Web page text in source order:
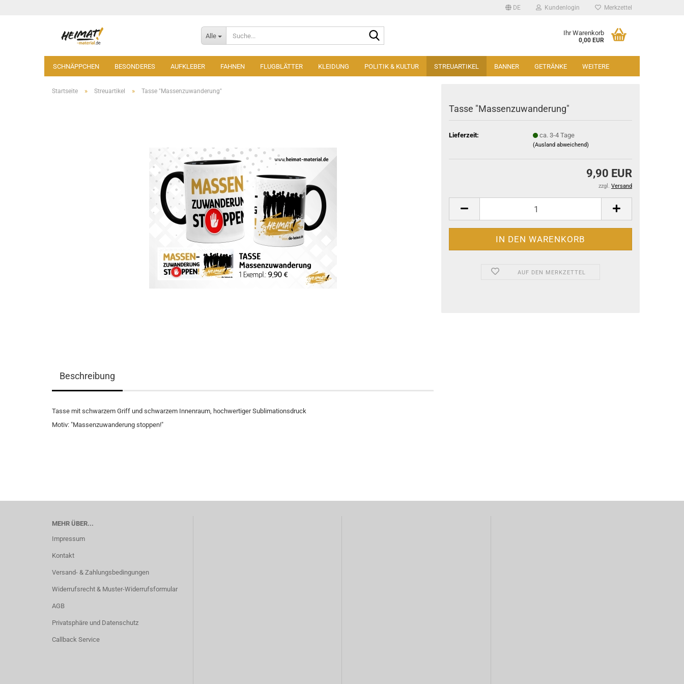
DE Kundenlogin Merkzettel
Alle Ihr Warenkorb
0,00 EUR
SCHNÄPPCHEN BESONDERES AUFKLEBER FAHNEN FLUGBLÄTTER KLEIDUNG POLITIK & KULTUR STREUARTIKEL BANNER GETRÄNKE WEITERE
Startseite » Streuartikel » Tasse "Massenzuwanderung"
Tasse "Massenzuwanderung"
Lieferzeit: ca. 3-4 Tage
(Ausland abweichend)
9,90 EUR
zzgl. Versand
AUF DEN MERKZETTEL
Beschreibung
Tasse mit schwarzem Griff und schwarzem Innenraum, hochwertiger Sublimationsdruck
Motiv: "Massenzuwanderung stoppen!"
MEHR ÜBER...
Impressum
Kontakt
Versand- & Zahlungsbedingungen
Widerrufsrecht & Muster-Widerrufsformular
AGB
Privatsphäre und Datenschutz
Callback Service